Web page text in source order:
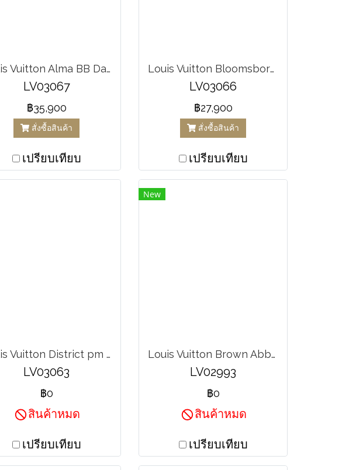
Louis Vuitton Alma BB Damier Ebene
LV03067
฿35,900
สั่งซื้อสินค้า
เปรียบเทียบ
Louis Vuitton Bloomsbory Crossbody Canvas Damier
LV03066
฿27,900
สั่งซื้อสินค้า
เปรียบเทียบ
Louis Vuitton District pm Canvas Graphite
LV03063
฿0
สินค้าหมด
เปรียบเทียบ
New
Louis Vuitton Brown Abbesses Messeger Bag
LV02993
฿0
สินค้าหมด
เปรียบเทียบ